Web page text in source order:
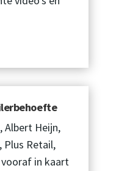
Albert Heijn,
Plus Retail,
vooraf in kaart